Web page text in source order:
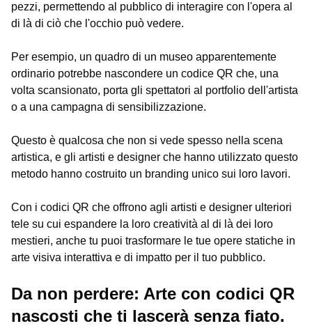
pezzi, permettendo al pubblico di interagire con l'opera al
di là di ciò che l'occhio può vedere.
Per esempio, un quadro di un museo apparentemente
ordinario potrebbe nascondere un codice QR che, una
volta scansionato, porta gli spettatori al portfolio dell'artista
o a una campagna di sensibilizzazione.
Questo è qualcosa che non si vede spesso nella scena
artistica, e gli artisti e designer che hanno utilizzato questo
metodo hanno costruito un branding unico sui loro lavori.
Con i codici QR che offrono agli artisti e designer ulteriori
tele su cui espandere la loro creatività al di là dei loro
mestieri, anche tu puoi trasformare le tue opere statiche in
arte visiva interattiva e di impatto per il tuo pubblico.
Da non perdere: Arte con codici QR
nascosti che ti lascerà senza fiato.